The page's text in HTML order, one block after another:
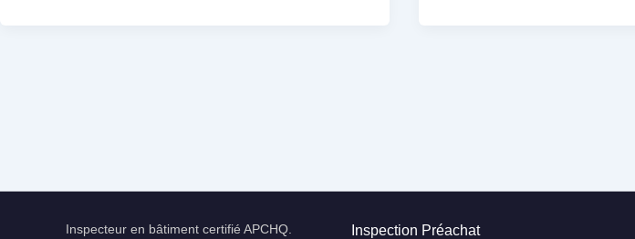
Inspecteur en bâtiment certifié APCHQ.
Inspection Préachat